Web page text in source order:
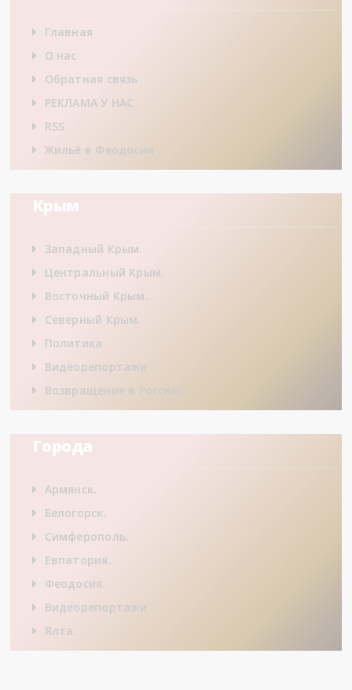
Главная
О нас
Обратная связь
РЕКЛАМА У НАС
RSS
Жильё в Феодосии
Крым
Западный Крым.
Центральный Крым.
Восточный Крым.
Северный Крым.
Политика
Видеорепортажи
Возвращение в Россию.
Города
Армянск.
Белогорск.
Симферополь.
Евпатория.
Феодосия.
Видеорепортажи
Ялта.